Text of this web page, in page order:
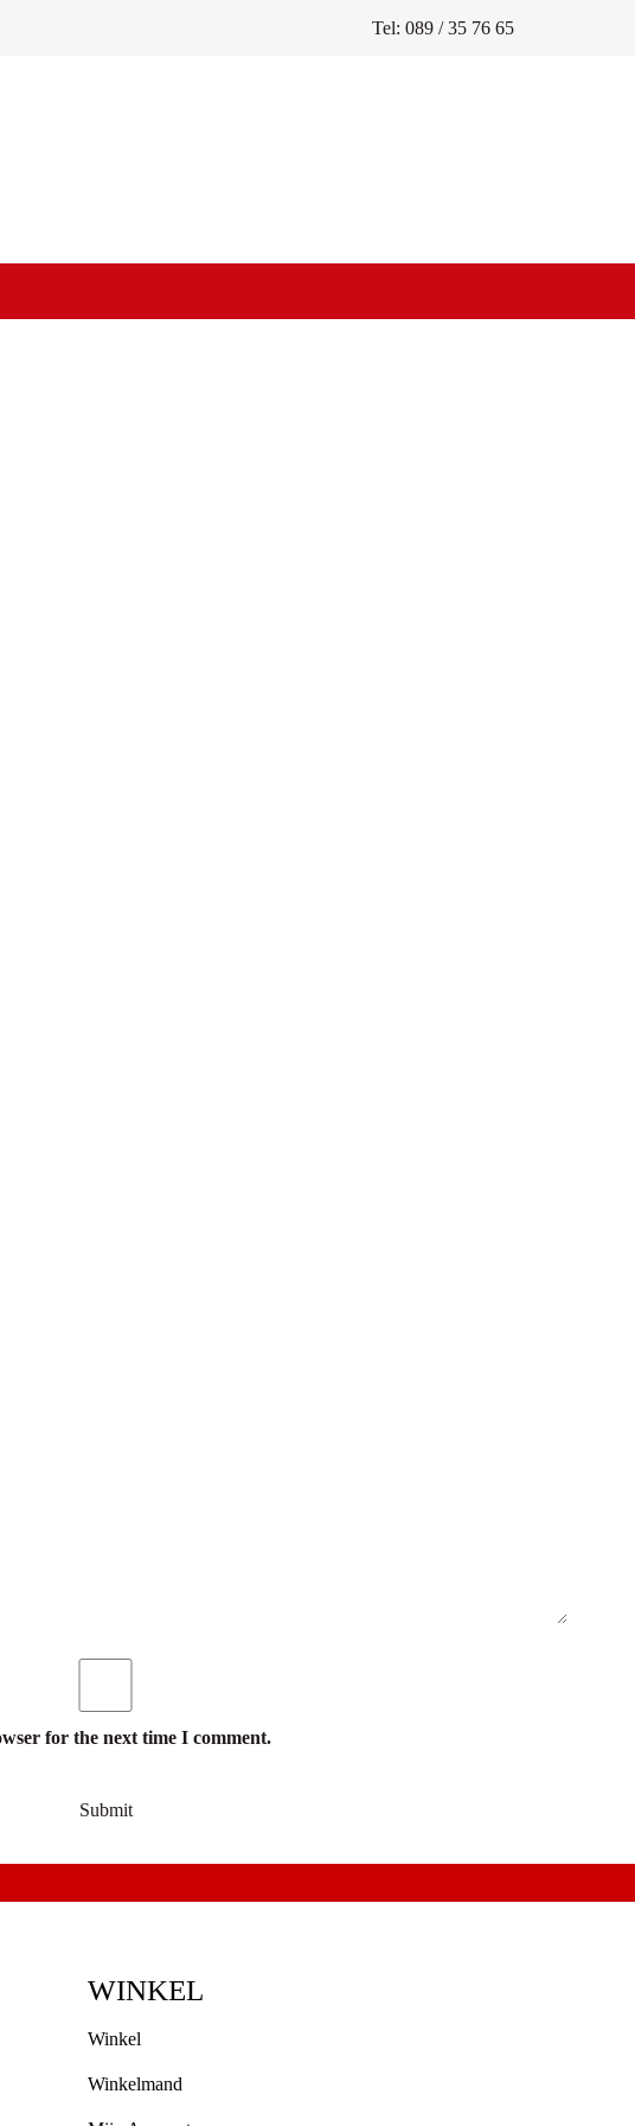
Tel: 089 / 35 76 65
for the next time I comment.
WINKEL
Winkel
Winkelmand